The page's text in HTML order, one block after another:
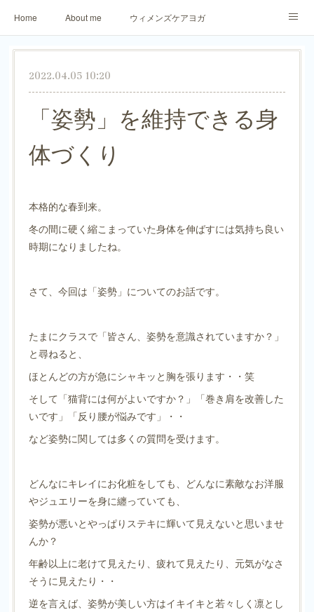
Home About me ウィメンズケアヨガ
アロマリラックスヨガ パーソナトレーニング
2022.04.05 10:20
「姿勢」を維持できる身
体づくり
本格的な春到来。
冬の間に硬く縮こまっていた身体を伸ばすには気持ち良い
時期になりましたね。
さて、今回は「姿勢」についてのお話です。
たまにクラスで「皆さん、姿勢を意識されていますか？」
と尋ねると、
ほとんどの方が急にシャキッと胸を張ります・・笑
そして「猫背には何がよいですか？」「巻き肩を改善した
いです」「反り腰が悩みです」・・
など姿勢に関しては多くの質問を受けます。
どんなにキレイにお化粧をしても、どんなに素敵なお洋服
やジュエリーを身に纏っていても、
姿勢が悪いとやっぱりステキに輝いて見えないと思いませ
んか？
年齢以上に老けて見えたり、疲れて見えたり、元気がなさ
そうに見えたり・・
逆を言えば、姿勢が美しい方はイキイキと若々しく凛とし